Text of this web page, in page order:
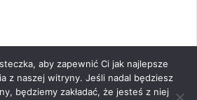
aby zapewnić Ci jak najlepsze
z naszej witryny. Jeśli nadal będziesz
będziemy zakładać, że jesteś z niej